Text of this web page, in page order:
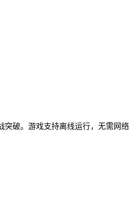
突破。游戏支持离线运行，无需网络